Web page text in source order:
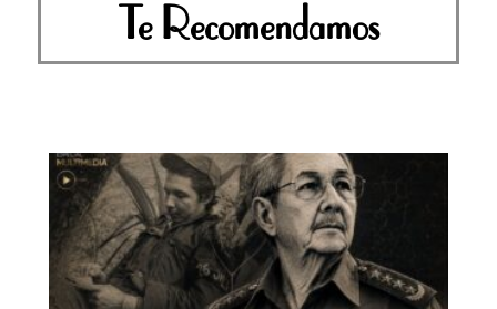
Te Recomendamos